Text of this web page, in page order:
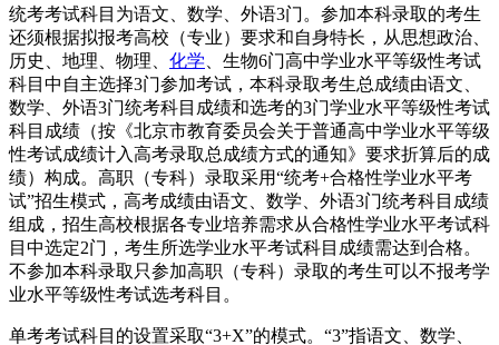
统考考试科目为语文、数学、外语3门。参加本科录取的考生
还须根据拟报考高校（专业）要求和自身特长，从思想政治、
历史、地理、物理、 化学 、生物6门高中学业水平等级性考试
科目中自主选择3门参加考试，本科录取考生总成绩由语文、
数学、外语3门统考科目成绩和选考的3门学业水平等级性考试
科目成绩（按《北京市教育委员会关于普通高中学业水平等级
性考试成绩计入高考录取总成绩方式的通知》要求折算后的成
绩）构成。高职（专科）录取采用“统考+合格性学业水平考
试”招生模式，高考成绩由语文、数学、外语3门统考科目成绩
组成，招生高校根据各专业培养需求从合格性学业水平考试科
目中选定2门，考生所选学业水平考试科目成绩需达到合格。
不参加本科录取只参加高职（专科）录取的考生可以不报考学
业水平等级性考试选考科目。
单考考试科目的设置采取“3+X”的模式。“3”指语文、数学、